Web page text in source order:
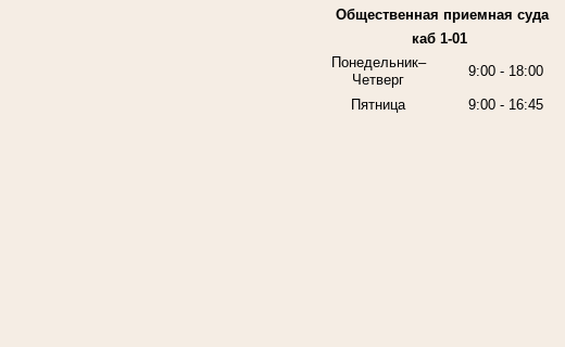
Общественная приемная суда
каб 1-01
Понедельник–
Четверг
9:00 - 18:00
Пятница 9:00 - 16:45